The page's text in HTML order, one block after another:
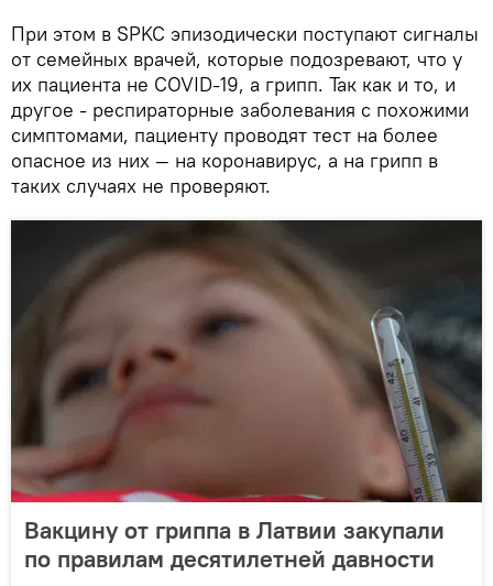
При этом в SPKC эпизодически поступают сигналы
от семейных врачей, которые подозревают, что у
их пациента не COVID-19, а грипп. Так как и то, и
другое - респираторные заболевания с похожими
симптомами, пациенту проводят тест на более
опасное из них — на коронавирус, а на грипп в
таких случаях не проверяют.
Вакцину от гриппа в Латвии закупали
по правилам десятилетней давности